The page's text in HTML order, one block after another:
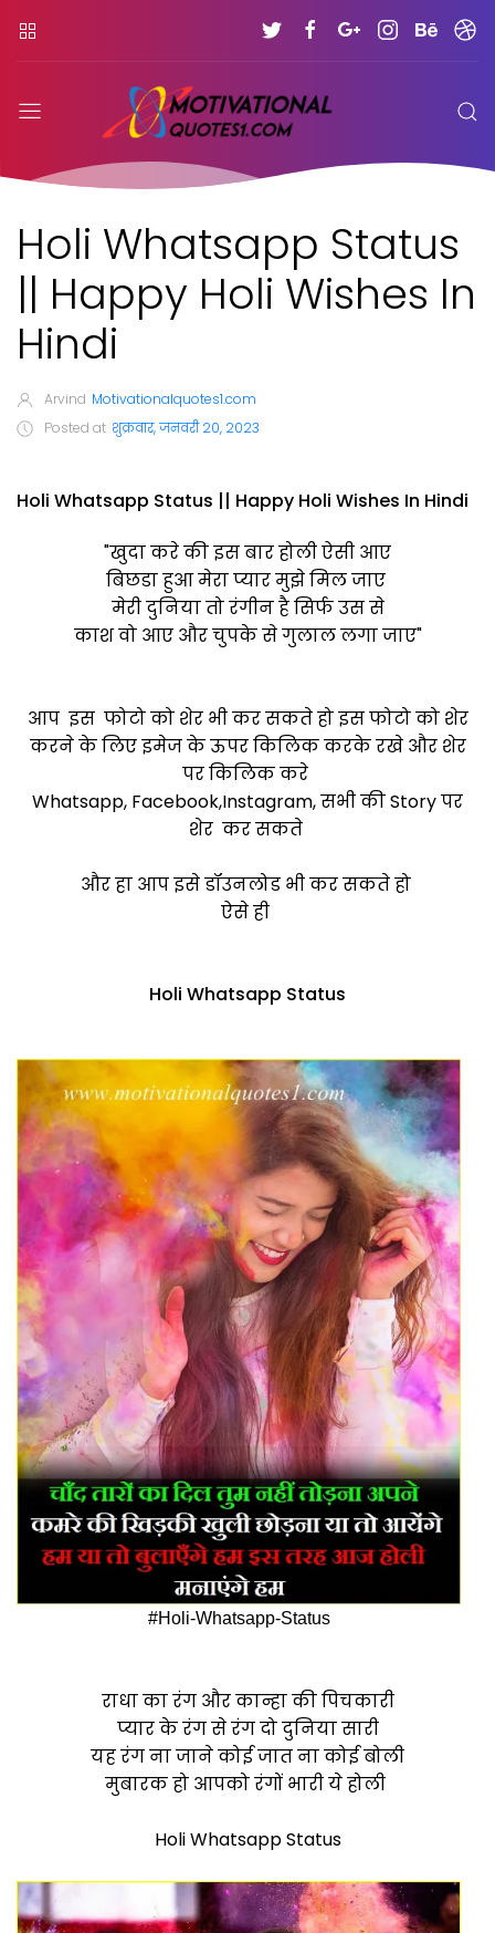
Holi Whatsapp Status
|| Happy Holi Wishes In
Hindi
Arvind Motivationalquotes1.com
Posted at शुक्रवार, जनवरी 20, 2023
Holi Whatsapp Status || Happy Holi Wishes In Hindi
"खुदा करे की इस बार होली ऐसी आए
बिछडा हुआ मेरा प्यार मुझे मिल जाए
मेरी दुनिया तो रंगीन है सिर्फ उस से
काश वो आए और चुपके से गुलाल लगा जाए"
आप इस फोटो को शेर भी कर सकते हो इस फोटो को शेर
करने के लिए इमेज के ऊपर किलिक करके रखे और शेर
पर किलिक करे
Whatsapp, Facebook,Instagram, सभी की Story पर
शेर कर सकते
और हा आप इसे डॉउनलोड भी कर सकते हो
ऐसे ही
Holi Whatsapp Status
#Holi-Whatsapp-Status
राधा का रंग और कान्हा की पिचकारी
प्यार के रंग से रंग दो दुनिया सारी
यह रंग ना जाने कोई जात ना कोई बोली
मुबारक हो आपको रंगों भारी ये होली
Holi Whatsapp Status